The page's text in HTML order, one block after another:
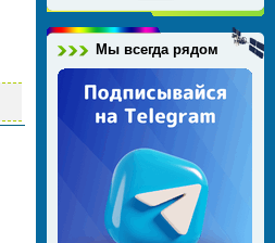
Мы всегда рядом